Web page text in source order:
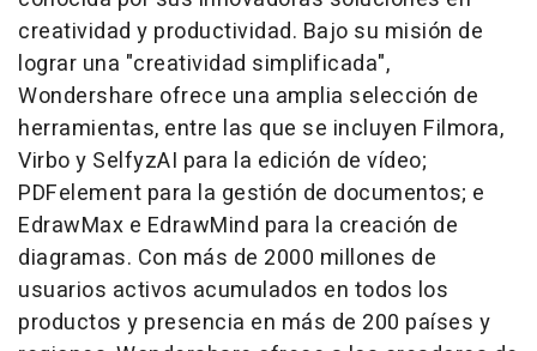
creatividad y productividad. Bajo su misión de
lograr una "creatividad simplificada",
Wondershare ofrece una amplia selección de
herramientas, entre las que se incluyen Filmora,
Virbo y SelfyzAI para la edición de vídeo;
PDFelement para la gestión de documentos; e
EdrawMax e EdrawMind para la creación de
diagramas. Con más de 2000 millones de
usuarios activos acumulados en todos los
productos y presencia en más de 200 países y